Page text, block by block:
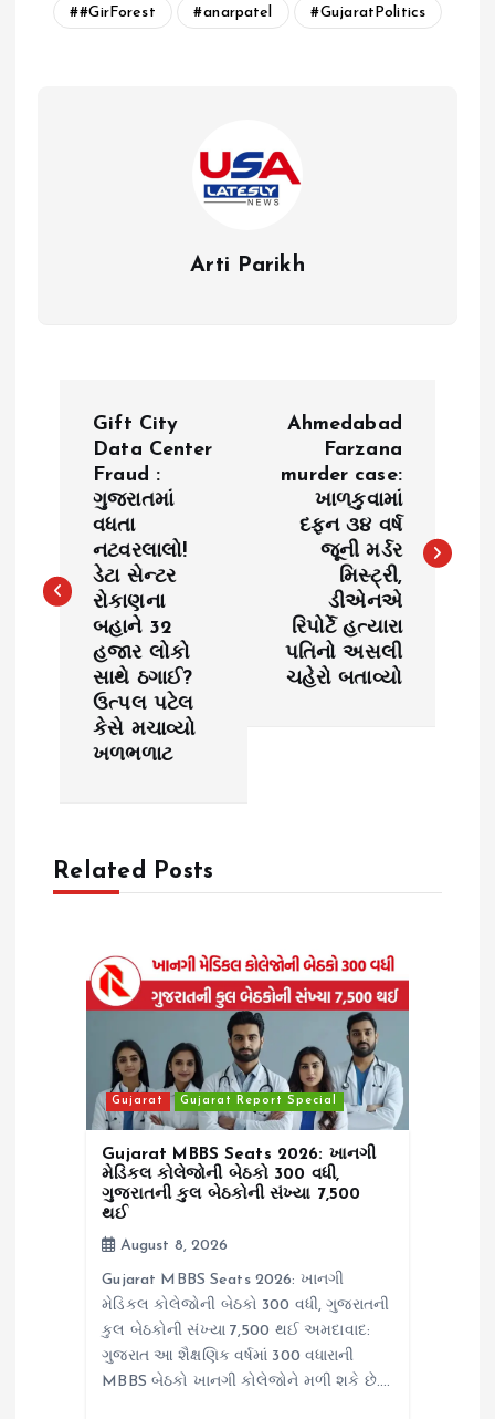
#GirForest anarpatel GujaratPolitics
Arti Parikh
t
a
Gift City
Data Center
Fraud :
ગુજરાતમાં
વધતા
નટવરલાલો!
ડેટા સેન્ટર
રોકાણના
બહાને 32
હજાર લોકો
સાથે ઠગાઈ?
ઉત્પલ પટેલ
કેસે મચાવ્યો
ખળભળાટ
Ahmedabad
Farzana
murder case:
ખાળકુવામાં
દફન ૩૪ વર્ષ
જૂની મર્ડર
મિસ્ટ્રી,
ડીએનએ
રિપોર્ટે હત્યારા
પતિનો અસલી
ચહેરો બતાવ્યો
Related Posts
Gujarat Gujarat Report Special
Gujarat MBBS Seats 2026: ખાનગી
મેડિકલ કોલેજોની બેઠકો 300 વધી,
ગુજરાતની કુલ બેઠકોની સંખ્યા 7,500
થઈ
August 8, 2026
Gujarat MBBS Seats 2026: ખાનગી
મેડિકલ કોલેજોની બેઠકો 300 વધી, ગુજરાતની
કુલ બેઠકોની સંખ્યા 7,500 થઈ અમદાવાદ:
ગુજરાત આ શૈક્ષણિક વર્ષમાં 300 વધારાની
MBBS બેઠકો ખાનગી કોલેજોને મળી શકે છે.…